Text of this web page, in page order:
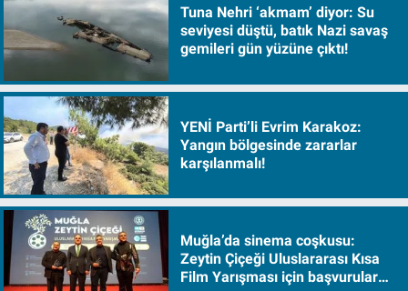
Tuna Nehri ‘akmam’ diyor: Su
seviyesi düştü, batık Nazi savaş
gemileri gün yüzüne çıktı!
YENİ Parti’li Evrim Karakoz:
Yangın bölgesinde zararlar
karşılanmalı!
Muğla’da sinema coşkusu:
Zeytin Çiçeği Uluslararası Kısa
Film Yarışması için başvurular